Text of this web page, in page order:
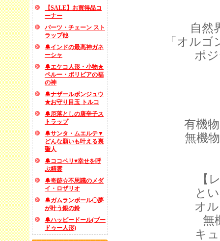
【SALE】お買得品コ
ーナー
パーツ・チェーン スト
ラップ他
🔔インドの最高神ガネ
ーシャ
🔔エケコ人形・小物★
ペルー・ボリビアの福
の神
🔔ナザールボンジュウ
★お守り目玉 トルコ
🔔厄落としの唐辛子ス
トラップ
🔔サンタ・ムエルテ▼
どんな願いも叶える裏
聖人
🔔ココペリ♥幸せを呼
ぶ精霊
🔔奇跡☆不思議のメダ
イ・ロザリオ
🔔ガムランボール〇夢
が叶う銀の鈴
🔔ハッピードール(ブー
ドゥー人形)
自然
「オル
ポ
有機
無機
【
と
オ
無
キ